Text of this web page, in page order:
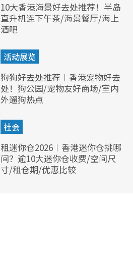
10大香港海景好去处推荐！半岛
直升机连下午茶/海景餐厅/海上
酒吧
活动展览
狗狗好去处推荐︱香港宠物好去
处！狗公园/宠物友好商场/室内
外遛狗热点
社会
租迷你仓2026︱香港迷你仓挑哪
间？逾10大迷你仓收费/空间尺
寸/租仓期/优惠比较